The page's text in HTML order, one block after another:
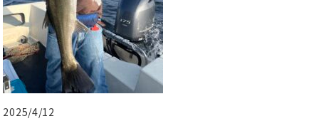
2025/4/12